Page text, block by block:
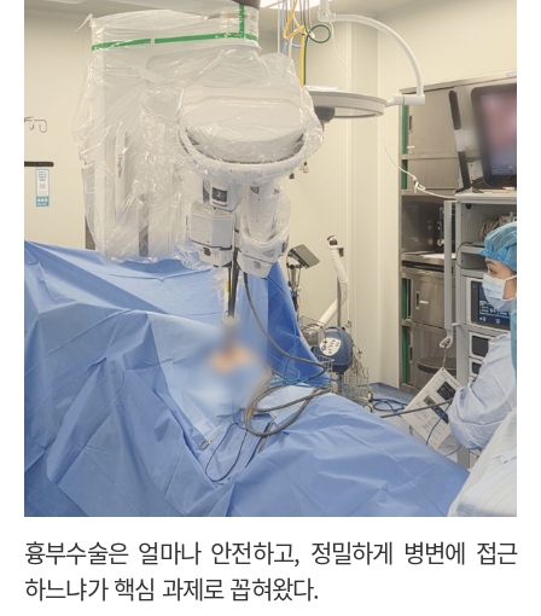
흉부수술은 얼마나 안전하고, 정밀하게 병변에 접근
하느냐가 핵심 과제로 꼽혀왔다.